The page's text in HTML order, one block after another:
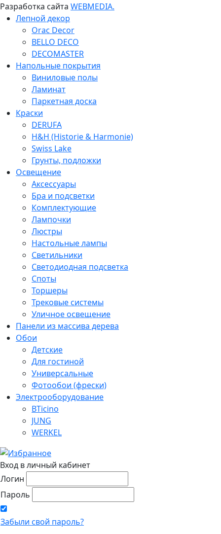
Разработка сайта WEBMEDIA.
Лепной декор
Orac Decor
BELLO DECO
DECOMASTER
Напольные покрытия
Виниловые полы
Ламинат
Паркетная доска
Краски
DERUFA
H&H (Historie & Harmonie)
Swiss Lake
Грунты, подложки
Освещение
Аксессуары
Бра и подсветки
Комплектующие
Лампочки
Люстры
Настольные лампы
Светильники
Светодиодная подсветка
Споты
Торшеры
Трековые системы
Уличное освещение
Панели из массива дерева
Обои
Детские
Для гостиной
Универсальные
Фотообои (фрески)
Электрооборудование
BTicino
JUNG
WERKEL
Вход в личный кабинет
Логин
Пароль
Забыли свой пароль?